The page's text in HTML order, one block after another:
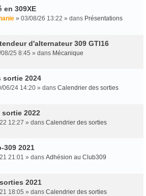
en 309XE
» 03/08/26 13:22 » dans Présentations
d'alternateur 309 GTI16
25 8:45 » dans Mécanique
sortie 2024
06/24 14:20 » dans Calendrier des sorties
2022
12:27 » dans Calendrier des sorties
309 2021
21:01 » dans Adhésion au Club309
2021
18:05 » dans Calendrier des sorties